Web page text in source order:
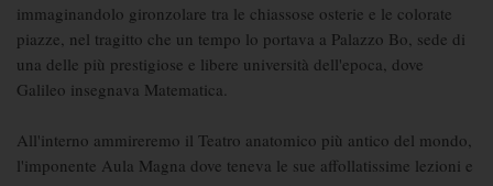
immaginandolo gironzolare tra le chiassose osterie e le colorate
piazze, nel tragitto che un tempo lo portava a Palazzo Bo, sede di
una delle più prestigiose e libere università dell'epoca, dove
Galileo insegnava Matematica.
All'interno ammireremo il Teatro anatomico più antico del mondo,
l'imponente Aula Magna dove teneva le sue affollatissime lezioni e